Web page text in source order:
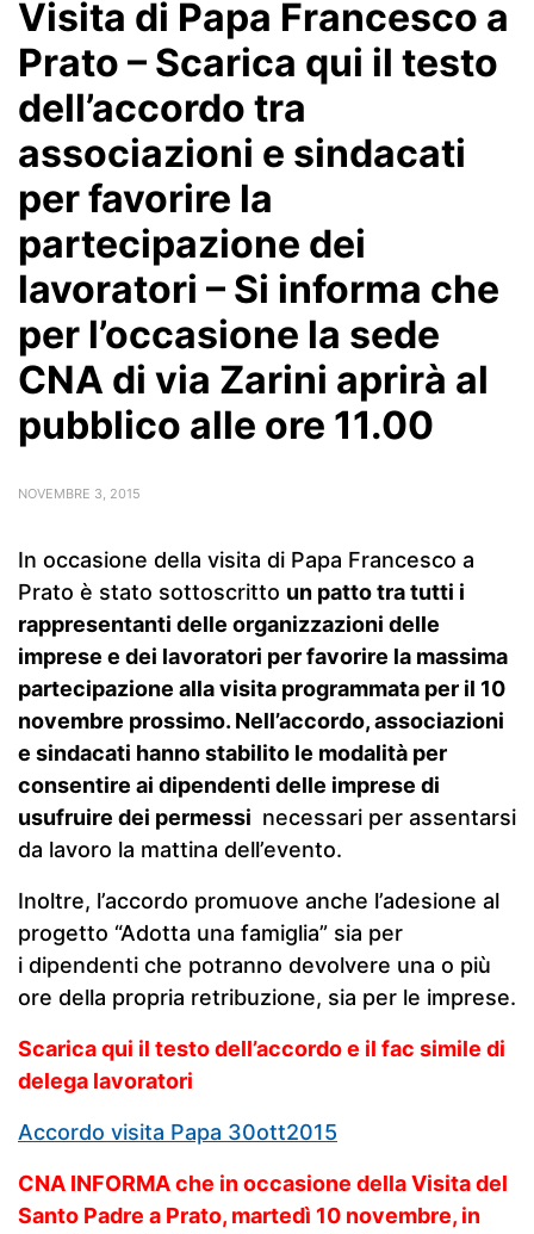
Visita di Papa Francesco a
Prato – Scarica qui il testo
dell’accordo tra
associazioni e sindacati
per favorire la
partecipazione dei
lavoratori – Si informa che
per l’occasione la sede
CNA di via Zarini aprirà al
pubblico alle ore 11.00
NOVEMBRE 3, 2015
In occasione della visita di Papa Francesco a
Prato è stato sottoscritto un patto tra tutti i
rappresentanti delle organizzazioni delle
imprese e dei lavoratori per favorire la massima
partecipazione alla visita programmata per il 10
novembre prossimo. Nell’accordo, associazioni
e sindacati hanno stabilito le modalità per
consentire ai dipendenti delle imprese di
usufruire dei permessi necessari per assentarsi
da lavoro la mattina dell’evento.
Inoltre, l’accordo promuove anche l’adesione al
progetto “Adotta una famiglia” sia per
i dipendenti che potranno devolvere una o più
ore della propria retribuzione, sia per le imprese.
Scarica qui il testo dell’accordo e il fac simile di
delega lavoratori
Accordo visita Papa 30ott2015
CNA INFORMA che in occasione della Visita del
Santo Padre a Prato, martedì 10 novembre, in